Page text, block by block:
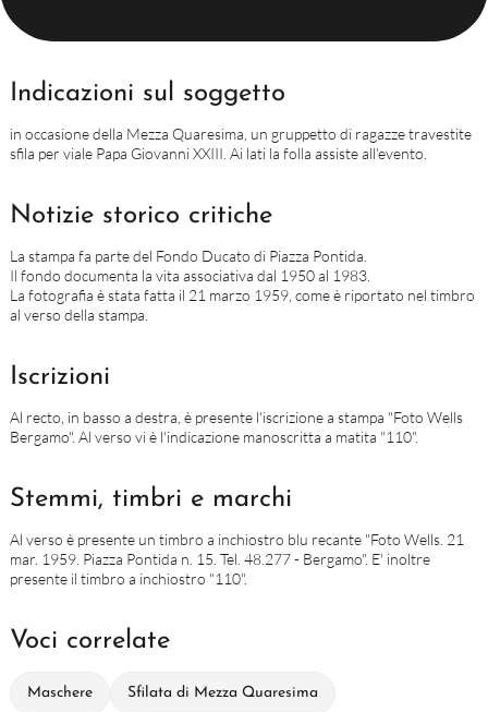
Indicazioni sul soggetto
in occasione della Mezza Quaresima, un gruppetto di ragazze travestite
sfila per viale Papa Giovanni XXIII. Ai lati la folla assiste all'evento.
Notizie storico critiche
La stampa fa parte del Fondo Ducato di Piazza Pontida.
Il fondo documenta la vita associativa dal 1950 al 1983.
La fotografia è stata fatta il 21 marzo 1959, come è riportato nel timbro
al verso della stampa.
Iscrizioni
Al recto, in basso a destra, è presente l'iscrizione a stampa "Foto Wells
Bergamo". Al verso vi è l'indicazione manoscritta a matita "110".
Stemmi, timbri e marchi
Al verso è presente un timbro a inchiostro blu recante "Foto Wells. 21
mar. 1959. Piazza Pontida n. 15. Tel. 48.277 - Bergamo". E' inoltre
presente il timbro a inchiostro "110".
Voci correlate
Maschere Sfilata di Mezza Quaresima